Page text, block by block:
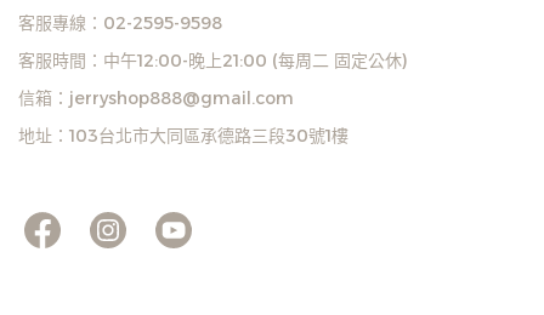
/
訂購注意事項 :
商品流動性快且多個平台共
繫交期或更換商品，如無法
客服專線：02-2595-9598
客服時間：中午12:00-晚上21:00 (每周二 固定公休)
信箱：jerryshop888@gmail.com
地址：103台北市大同區承德路三段30號1樓